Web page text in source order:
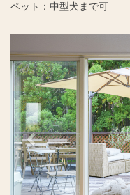
ペット：中型犬まで可